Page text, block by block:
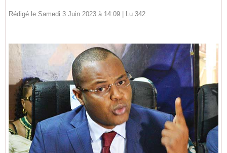
Rédigé le Samedi 3 Juin 2023 à 14:09 | Lu 342